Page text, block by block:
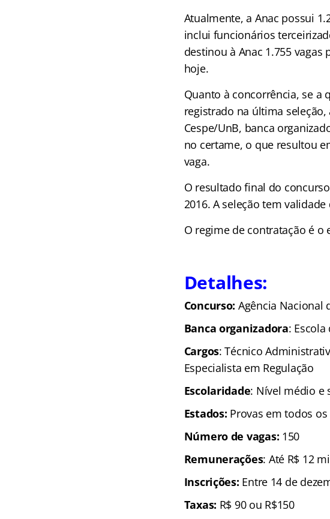
Atualmente, a Anac possui
inclui funcionários
destinou à Anac 1.755 vagas
hoje.
Quanto à concorrência, se a
registrado na última
Cespe/UnB, banca
no certame, o que resultou
vaga.
O resultado final do
2016. A seleção tem
O regime de contratação é
Detalhes:
Concurso: Agência Nacional
Banca organizadora:
Cargos: Técnico
Especialista em Regulação
Escolaridade: Nível médio e
Estados: Provas em todos
Número de vagas: 150
Remunerações: Até R$ 12
Inscrições: Entre 14 de
Taxas: R$ 90 ou R$150